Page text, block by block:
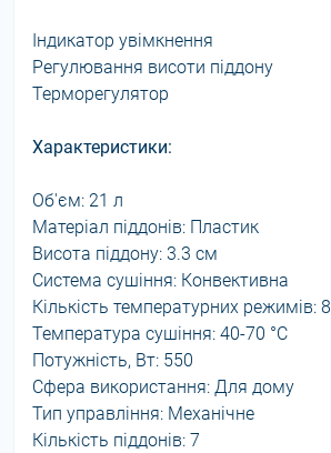
Індикатор увімкнення
Регулювання висоти піддону
Терморегулятор
Характеристики:
Об'єм: 21 л
Матеріал піддонів: Пластик
Висота піддону: 3.3 см
Система сушіння: Конвективна
Кількість температурних режимів: 8
Температура сушіння: 40-70 °С
Потужність, Вт: 550
Сфера використання: Для дому
Тип управління: Механічне
Кількість піддонів: 7